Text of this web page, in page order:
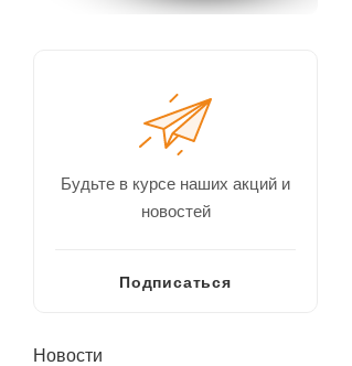
Будьте в курсе наших акций и
новостей
Подписаться
Новости